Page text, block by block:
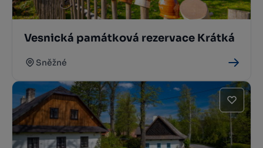
Vesnická památková rezervace Krátká
Sněžné